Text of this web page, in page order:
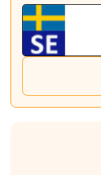
Det ska vara en
till G för
Ett klass A däck
Det betyder att
så sparar man
vilken körstil du
Våtgrepp